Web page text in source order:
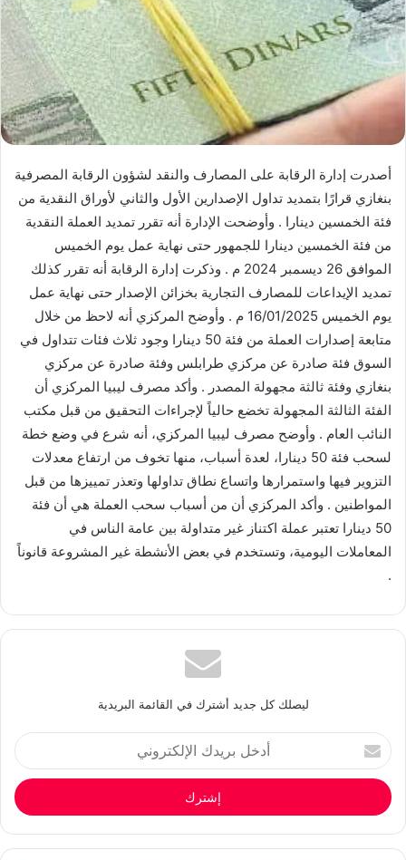
أصدرت إدارة الرقابة على المصارف والنقد لشؤون الرقابة المصرفية
بنغازي قرارًا بتمديد تداول الإصدارين الأول والثاني لأوراق النقدية من
فئة الخمسين دينارا . وأوضحت الإدارة أنه تقرر تمديد العملة النقدية
من فئة الخمسين دينارا للجمهور حتى نهاية عمل يوم الخميس
الموافق 26 ديسمبر 2024 م . وذكرت إدارة الرقابة أنه تقرر كذلك
تمديد الإيداعات للمصارف التجارية بخزائن الإصدار حتى نهاية عمل
يوم الخميس 16/01/2025 م . وأوضح المركزي أنه لاحظ من خلال
متابعة إصدارات العملة من فئة 50 دينارا وجود ثلاث فئات تتداول في
السوق فئة صادرة عن مركزي طرابلس وفئة صادرة عن مركزي
بنغازي وفئة ثالثة مجهولة المصدر . وأكد مصرف ليبيا المركزي أن
الفئة الثالثة المجهولة تخضع حالياً لإجراءات التحقيق من قبل مكتب
النائب العام . وأوضح مصرف ليبيا المركزي، أنه شرع في وضع خطة
لسحب فئة 50 دينارا، لعدة أسباب، منها تخوف من ارتفاع معدلات
التزوير فيها واستمرارها واتساع نطاق تداولها وتعذر تمييزها من قبل
المواطنين . وأكد المركزي أن من أسباب سحب العملة هي أن فئة
50 دينارا تعتبر عملة اكتناز غير متداولة بين عامة الناس في
المعاملات اليومية، وتستخدم في بعض الأنشطة غير المشروعة قانوناً
.
ليصلك كل جديد أشترك في القائمة البريدية
أدخل
بريدك
الإلكتروني